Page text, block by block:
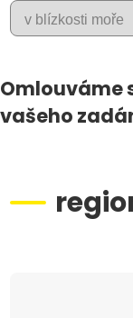
+
−
Omlouváme
vašeho